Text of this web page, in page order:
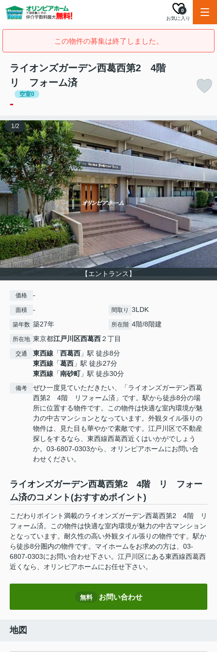
お気に入り
0
この物件の募集は終了しました。
ライオンズガーデン西葛西第2 4階
リ フォーム済
空室0
-
【エントランス】
1/2
価格 -
面積 - 間取り 3LDK
築年数 築27年 所在階 4階/8階建
所在地 東京都江戸川区西葛西２丁目
交通 東西線 「西葛西 」駅 徒歩8分
東西線 「葛西 」駅 徒歩27分
東西線 「南砂町」駅 徒歩30分
備考
ぜひ一度見ていただきたい、「ライオンズガーデン西葛
西第2 4階 リフォーム済」です。駅から徒歩8分の場
所に位置する物件です。この物件は快適な室内環境が魅
力の中古マンションとなっています。外観タイル張りの
物件は、見た目も華やかで素敵です。江戸川区で不動産
探しをするなら、東西線西葛西近くはいかがでしょう
か。03-6807-0303から、オリンピアホームにお問い合
わせください。
ライオンズガーデン西葛西第2 4階 リ フォー
ム済のコメント(おすすめポイント)
こだわりポイント満載のライオンズガーデン西葛西第2 4階 リ
フォーム済。この物件は快適な室内環境が魅力の中古マンション
となっています。耐久性の高い外観タイル張りの物件です。駅か
ら徒歩8分圏内の物件です。マイホームをお求めの方は、03-
6807-0303にお問い合わせ下さい。江戸川区にある東西線西葛西
近くなら、オリンピアホームにお任せ下さい。
無料 お問い合わせ
地図